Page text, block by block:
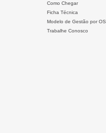
Como Chegar
Ficha Técnica
Modelo de Gestão por OS
Trabalhe Conosco